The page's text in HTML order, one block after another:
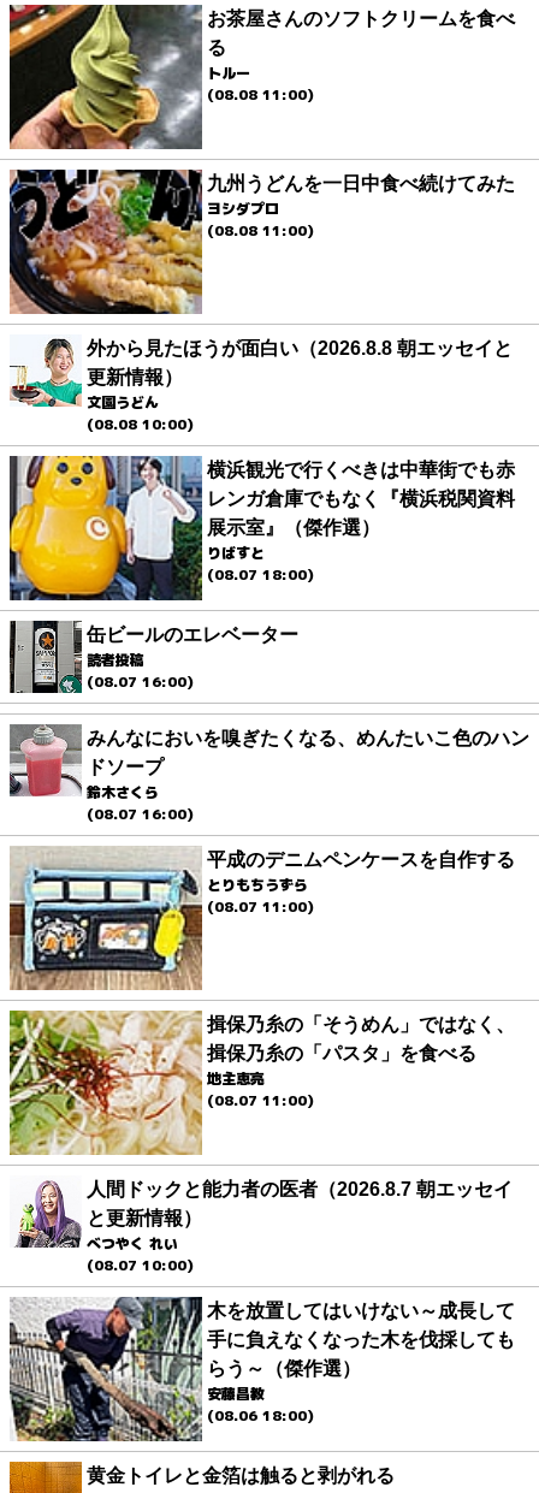
お茶屋さんのソフトクリームを食べ
る
トルー
(08.08 11:00)
九州うどんを一日中食べ続けてみた
ヨシダプロ
(08.08 11:00)
外から見たほうが面白い（2026.8.8 朝エッセイと
更新情報）
文園うどん
(08.08 10:00)
横浜観光で行くべきは中華街でも赤
レンガ倉庫でもなく『横浜税関資料
展示室』（傑作選）
りばすと
(08.07 18:00)
缶ビールのエレベーター
読者投稿
(08.07 16:00)
みんなにおいを嗅ぎたくなる、めんたいこ色のハン
ドソープ
鈴木さくら
(08.07 16:00)
平成のデニムペンケースを自作する
とりもちうずら
(08.07 11:00)
揖保乃糸の「そうめん」ではなく、
揖保乃糸の「パスタ」を食べる
地主恵亮
(08.07 11:00)
人間ドックと能力者の医者（2026.8.7 朝エッセイ
と更新情報）
べつやく れい
(08.07 10:00)
木を放置してはいけない～成長して
手に負えなくなった木を伐採しても
らう～（傑作選）
安藤昌教
(08.06 18:00)
黄金トイレと金箔は触ると剥がれる